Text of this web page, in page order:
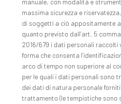
manuale, con modalità e
massima sicurezza e
di soggetti a ciò appositamente
quanto previsto dall’art. 5 comma
2016/679 i dati personali raccolti
forma che consenta
arco di tempo non superiore al
per le quali i dati personali sono
dei dati di natura personale
trattamento (le tempistiche sono